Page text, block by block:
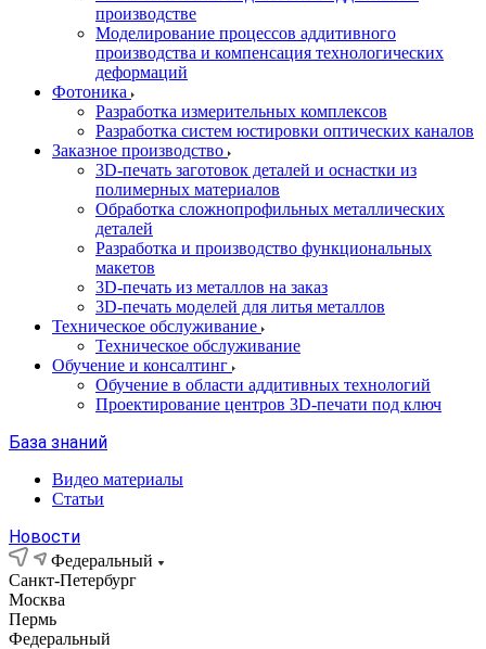
производстве
Моделирование процессов аддитивного
производства и компенсация технологических
деформаций
Фотоника
Разработка измерительных комплексов
Разработка систем юстировки оптических каналов
Заказное производство
3D-печать заготовок деталей и оснастки из
полимерных материалов
Обработка сложнопрофильных металлических
деталей
Разработка и производство функциональных
макетов
3D-печать из металлов на заказ
3D-печать моделей для литья металлов
Техническое обслуживание
Техническое обслуживание
Обучение и консалтинг
Обучение в области аддитивных технологий
Проектирование центров 3D-печати под ключ
База знаний
Видео материалы
Статьи
Новости
Федеральный
Санкт-Петербург
Москва
Пермь
Федеральный